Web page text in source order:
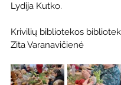
Lydija Kutko.
Krivilių bibliotekos
Zita Varanavičienė